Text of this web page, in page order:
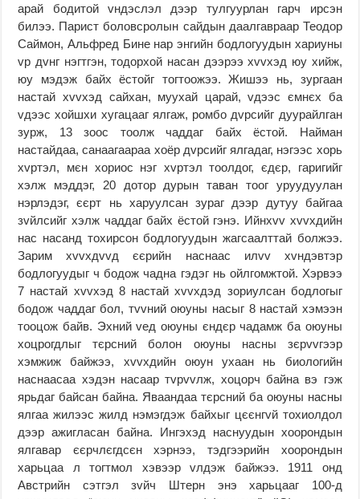
арай бодитой vндэслэл дээр тулгуурлан гарч ирсэн
билээ. Парист боловсролын сайдын даалгавраар Теодор
Саймон, Альфред Бине нар энгийн бодлогуудын хариуны
vp дvнг нэгтгэн, тодорхой насан дээрээ хvvхэд юу хийж,
юу мэдэж байх ёстойг тогтоожээ. Жишээ нь, зургаан
настай хvvхэд сайхан, муухай царай, vдээс ємнєх ба
vдээс хойшхи хугацааг ялгаж, ромбо дvрсийг дуурайлган
зурж, 13 зоос тоолж чаддаг байх ёстой. Найман
настайдаа, санаагаараа хоёр дvрсийг ялгадаг, нэгээс хорь
хvртэл, мєн хориос нэг хvртэл тоолдог, єдєр, гаригийг
хэлж мэддэг, 20 дотор дурын таван тоог уруудуулан
нэрлэдэг, єєрт нь харуулсан зураг дээр дутуу байгаа
зvйлсийг хэлж чаддаг байх ёстой гэнэ. Ийнхvv хvvхдийн
нас насанд тохирсон бодлогуудын жагсаалттай болжээ.
Зарим хvvхдvvд єєрийн наснаас илvv хvндэвтэр
бодлогуудыг ч бодож чадна гэдэг нь ойлгомжтой. Хэрвээ
7 настай хvvхэд 8 настай хvvхдэд зориулсан бодлогыг
бодож чаддаг бол, тvvний оюуны насыг 8 настай хэмээн
тооцож байв. Эхний vед оюуны єндєр чадамж ба оюуны
хоцрогдлыг тєрсний болон оюуны насны зєрvvгээр
хэмжиж байжээ, хvvхдийн оюун ухаан нь биологийн
наснаасаа хэдэн насаар тvрvvлж, хоцорч байна вэ гэж
ярьдаг байсан байна. Яваандаа тєрсний ба оюуны насны
ялгаа жилээс жилд нэмэгдэж байхыг цєєнгvй тохиолдол
дээр ажигласан байна. Ингэхэд наснуудын хоорондын
ялгавар єєрчлєгдсєн хэрнээ, тэдгээрийн хоорондын
харьцаа л тогтмол хэвээр vлдэж байжээ. 1911 онд
Австрийн сэтгэл зvйч Штерн энэ харьцааг 100-д